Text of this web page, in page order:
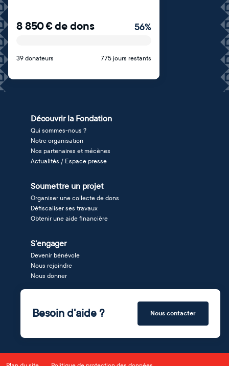
8 850€de dons 56%
39 donateurs 775 jours restants
Découvrir la Fondation
Qui sommes-nous ?
Notre organisation
Nos partenaires et mécènes
Actualités / Espace presse
Soumettre un projet
Organiser une collecte de dons
Défiscaliser ses travaux
Obtenir une aide financière
S'engager
Devenir bénévole
Nous rejoindre
Nous donner
Besoin d'aide ? Nous contacter